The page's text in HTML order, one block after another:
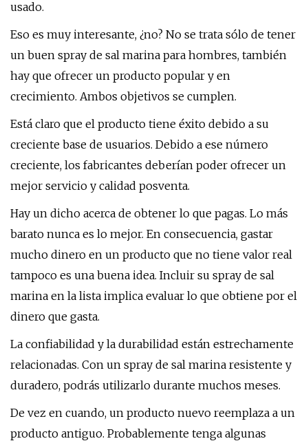
usado.
Eso es muy interesante, ¿no? No se trata sólo de tener
un buen spray de sal marina para hombres, también
hay que ofrecer un producto popular y en
crecimiento. Ambos objetivos se cumplen.
Está claro que el producto tiene éxito debido a su
creciente base de usuarios. Debido a ese número
creciente, los fabricantes deberían poder ofrecer un
mejor servicio y calidad posventa.
Hay un dicho acerca de obtener lo que pagas. Lo más
barato nunca es lo mejor. En consecuencia, gastar
mucho dinero en un producto que no tiene valor real
tampoco es una buena idea. Incluir su spray de sal
marina en la lista implica evaluar lo que obtiene por el
dinero que gasta.
La confiabilidad y la durabilidad están estrechamente
relacionadas. Con un spray de sal marina resistente y
duradero, podrás utilizarlo durante muchos meses.
De vez en cuando, un producto nuevo reemplaza a un
producto antiguo. Probablemente tenga algunas